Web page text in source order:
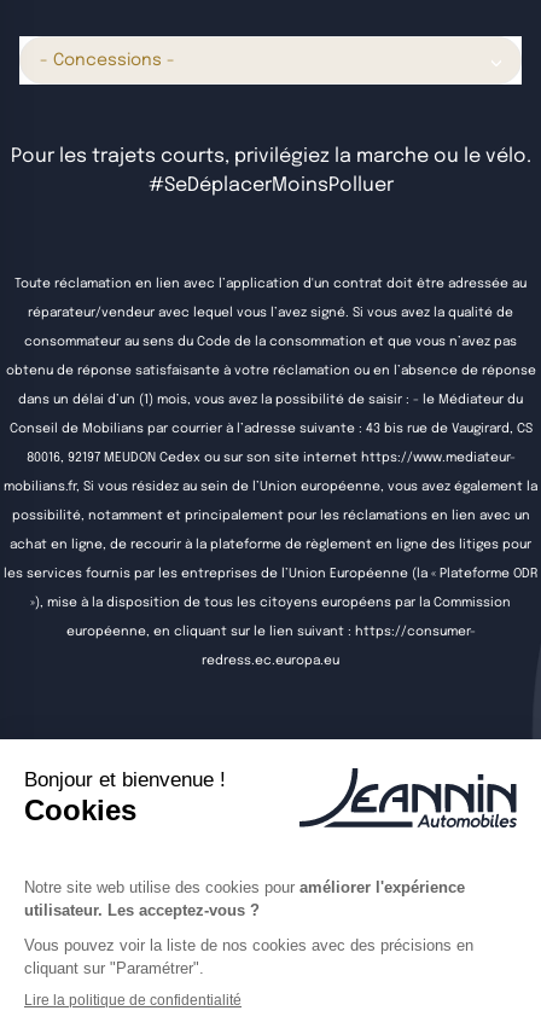
- Concessions -
Pour les trajets courts, privilégiez la marche ou le vélo.
#SeDéplacerMoinsPolluer
Toute réclamation en lien avec l’application d'un contrat doit être adressée au
réparateur/vendeur avec lequel vous l’avez signé. Si vous avez la qualité de
consommateur au sens du Code de la consommation et que vous n’avez pas
obtenu de réponse satisfaisante à votre réclamation ou en l’absence de réponse
dans un délai d’un (1) mois, vous avez la possibilité de saisir : - le Médiateur du
Conseil de Mobilians par courrier à l’adresse suivante : 43 bis rue de Vaugirard, CS
80016, 92197 MEUDON Cedex ou sur son site internet https://www.mediateur-
mobilians.fr, Si vous résidez au sein de l’Union européenne, vous avez également la
possibilité, notamment et principalement pour les réclamations en lien avec un
achat en ligne, de recourir à la plateforme de règlement en ligne des litiges pour
les services fournis par les entreprises de l’Union Européenne (la « Plateforme ODR
»), mise à la disposition de tous les citoyens européens par la Commission
européenne, en cliquant sur le lien suivant : https://consumer-
redress.ec.europa.eu
Acheter Vendre Entretenir Louer
Actualités
Contact
Offres d'emploi